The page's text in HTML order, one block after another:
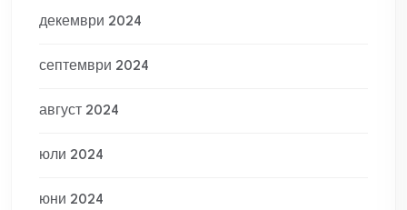
декември 2024
септември 2024
август 2024
юли 2024
юни 2024